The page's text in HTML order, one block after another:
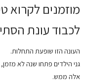
מוזמנים לקרוא
לכבוד עונת
העונה הזו שופעת התחלות.
גני הילדים פתחו שנה לא
אלה ממש.